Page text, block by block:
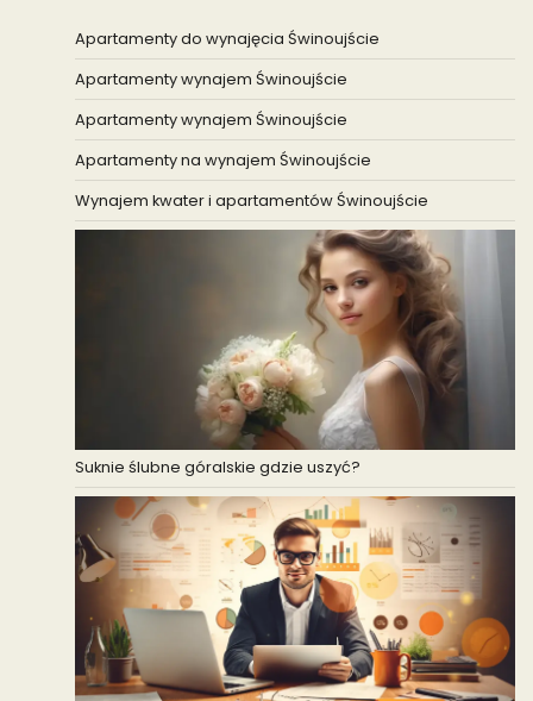
Apartamenty do wynajęcia Świnoujście
Apartamenty wynajem Świnoujście
Apartamenty wynajem Świnoujście
Apartamenty na wynajem Świnoujście
Wynajem kwater i apartamentów Świnoujście
Suknie ślubne góralskie gdzie uszyć?